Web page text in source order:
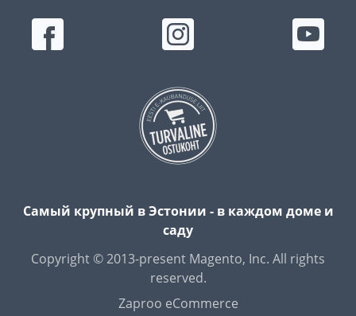
Самый крупный в Эстонии - в каждом доме и
саду
Copyright © 2013-present Magento, Inc. All rights
reserved.
Zaproo eCommerce